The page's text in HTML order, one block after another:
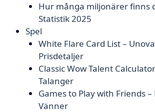
Hur många miljonärer finns
Statistik 2025
Spel
White Flare Card List –
Prisdetaljer
Classic Wow Talent
Talanger
Games to Play with Friends –
Vänner